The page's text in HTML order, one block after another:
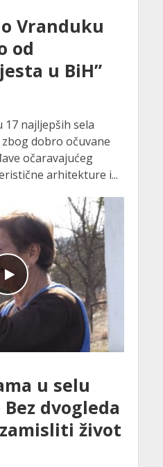
Vranduku
od
u BiH”
najljepših sela
dobro očuvane
očaravajućeg
arhitekture i...
u selu
dvogleda
život